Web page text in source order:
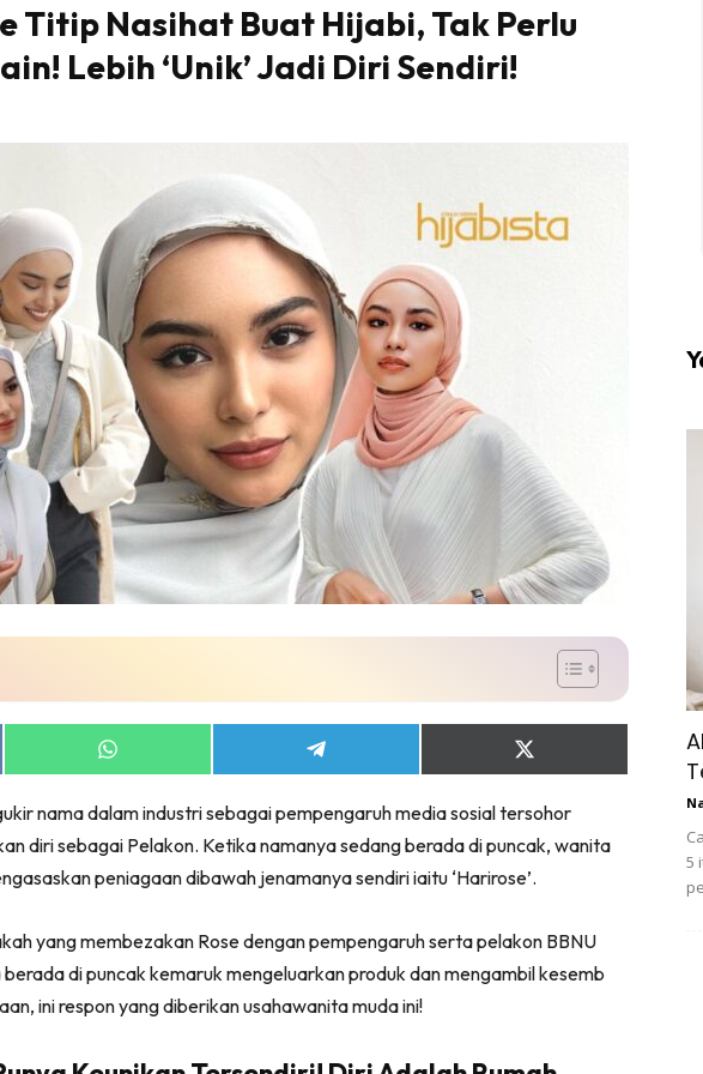
Tampil #1 on top dengan fashion muslimah terkini di
Titip Nasihat Buat Hijabi, Tak Perlu
Lebih ‘Unik’ Jadi Diri Sendiri!
Share
on
Share
on
Share
on
(Twitter)
nama dalam industri sebagai pempengaruh media sosial tersohor
diri sebagai Pelakon. Ketika namanya sedang berada di puncak, wanita
peniagaan dibawah jenamanya sendiri iaitu ‘Harirose’.
yang membezakan Rose dengan pempengaruh serta pelakon BBNU
di puncak kemaruk mengeluarkan produk dan mengambil kesemb
ini respon yang diberikan usahawanita muda ini!
5